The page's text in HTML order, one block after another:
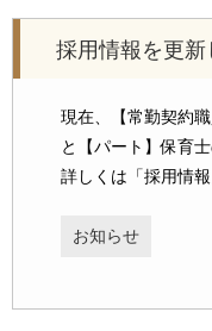
採用情報を更新
現在、【常勤契約
と【パート】保育
詳しくは「採用情
お知らせ